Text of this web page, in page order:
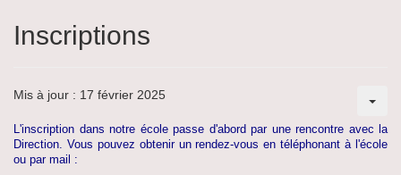
Inscriptions
Mis à jour : 17 février 2025
L'inscription dans notre école passe d'abord par une rencontre avec la
Direction. Vous pouvez obtenir un rendez-vous en téléphonant à l'école
ou par mail :